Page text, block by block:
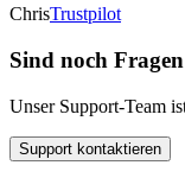
ChrisTrustpilot
Sind noch
Unser Support-Team
Support kontaktieren